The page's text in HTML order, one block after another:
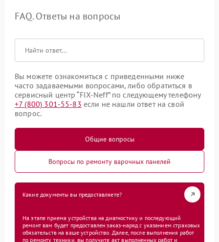
FAQ. Ответы на вопросы
Вы можете ознакомиться с приведенными ниже
часто задаваемыми вопросами, либо обратиться в
сервисный центр “FIX-Neff” по следующему телефону
+7 (800) 301-55-83 если не нашли ответ на свой
вопрос.
Общие вопросы
Вопросы по ремонту варочных панелей
Какие документы вы предоставляете?
На этапе приема устройства на диагностику и последующий
ремонт вам будет предоставлен заказ-наряд с указанием страховых
обязательств на ваше устройство. Далее, после выполнения работ
по ремонту техники, вы получите акт выполненных работ и